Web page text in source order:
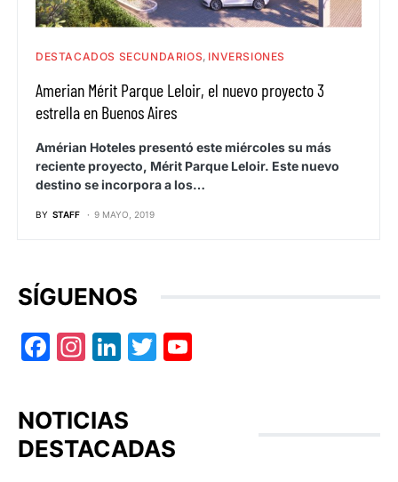
DESTACADOS SECUNDARIOS INVERSIONES
Amerian Mérit Parque Leloir, el nuevo proyecto 3
estrella en Buenos Aires
Amérian Hoteles presentó este miércoles su más
reciente proyecto, Mérit Parque Leloir. Este nuevo
destino se incorpora a los…
BY STAFF 9 MAYO, 2019
SÍGUENOS
Facebook
Instagram
LinkedIn
Twitter
NOTICIAS
DESTACADAS